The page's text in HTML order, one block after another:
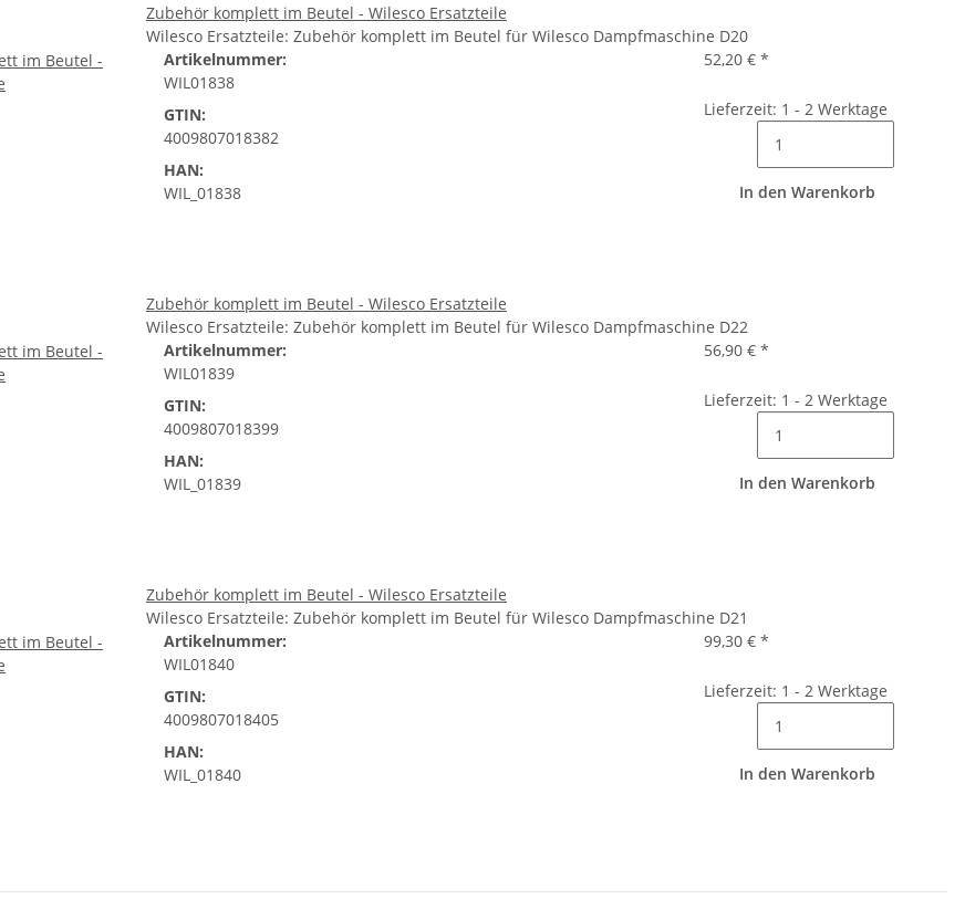
Zubehör komplett im Beutel - Wilesco Ersatzteile
Wilesco Ersatzteile: Zubehör komplett im Beutel für Wilesco Dampfmaschine D20
Artikelnummer:
WIL01838
GTIN:
4009807018382
HAN:
WIL_01838
52,20 € *
Lieferzeit: 1 - 2 Werktage
In den Warenkorb
Zubehör komplett im Beutel - Wilesco Ersatzteile
Wilesco Ersatzteile: Zubehör komplett im Beutel für Wilesco Dampfmaschine D22
Artikelnummer:
WIL01839
GTIN:
4009807018399
HAN:
WIL_01839
56,90 € *
Lieferzeit: 1 - 2 Werktage
In den Warenkorb
Zubehör komplett im Beutel - Wilesco Ersatzteile
Wilesco Ersatzteile: Zubehör komplett im Beutel für Wilesco Dampfmaschine D21
Artikelnummer:
WIL01840
GTIN:
4009807018405
HAN:
WIL_01840
99,30 € *
Lieferzeit: 1 - 2 Werktage
In den Warenkorb